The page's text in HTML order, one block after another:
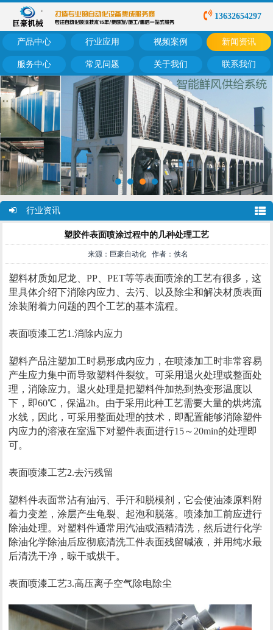
13632654297
产品中心 行业应用 视频案例 新闻资讯
服务中心 常见问题 关于我们 联系我们
行业资讯
塑胶件表面喷涂过程中的几种处理工艺
来源：巨豪自动化 作者：佚名
塑料材质如尼龙、PP、PET等等表面喷涂的工艺有很多，这
里具体介绍下消除内应力、去污、以及除尘和解决材质表面
涂装附着力问题的四个工艺的基本流程。
表面喷漆工艺1.消除内应力
塑料产品注塑加工时易形成内应力，在喷漆加工时非常容易
产生应力集中而导致塑料件裂纹。可采用退火处理或整面处
理，消除应力。退火处理是把塑料件加热到热变形温度以
下，即60℃，保温2h。由于采用此种工艺需要大量的烘烤流
水线，因此，可采用整面处理的技术，即配置能够消除塑件
内应力的溶液在室温下对塑件表面进行15～20min的处理即
可。
表面喷漆工艺2.去污残留
塑料件表面常沾有油污、手汗和脱模剂，它会使油漆原料附
着力变差，涂层产生龟裂、起泡和脱落。喷漆加工前应进行
除油处理。对塑料件通常用汽油或酒精清洗，然后进行化学
除油化学除油后应彻底清洗工件表面残留碱液，并用纯水最
后清洗干净，晾干或烘干。
表面喷漆工艺3.高压离子空气除电除尘